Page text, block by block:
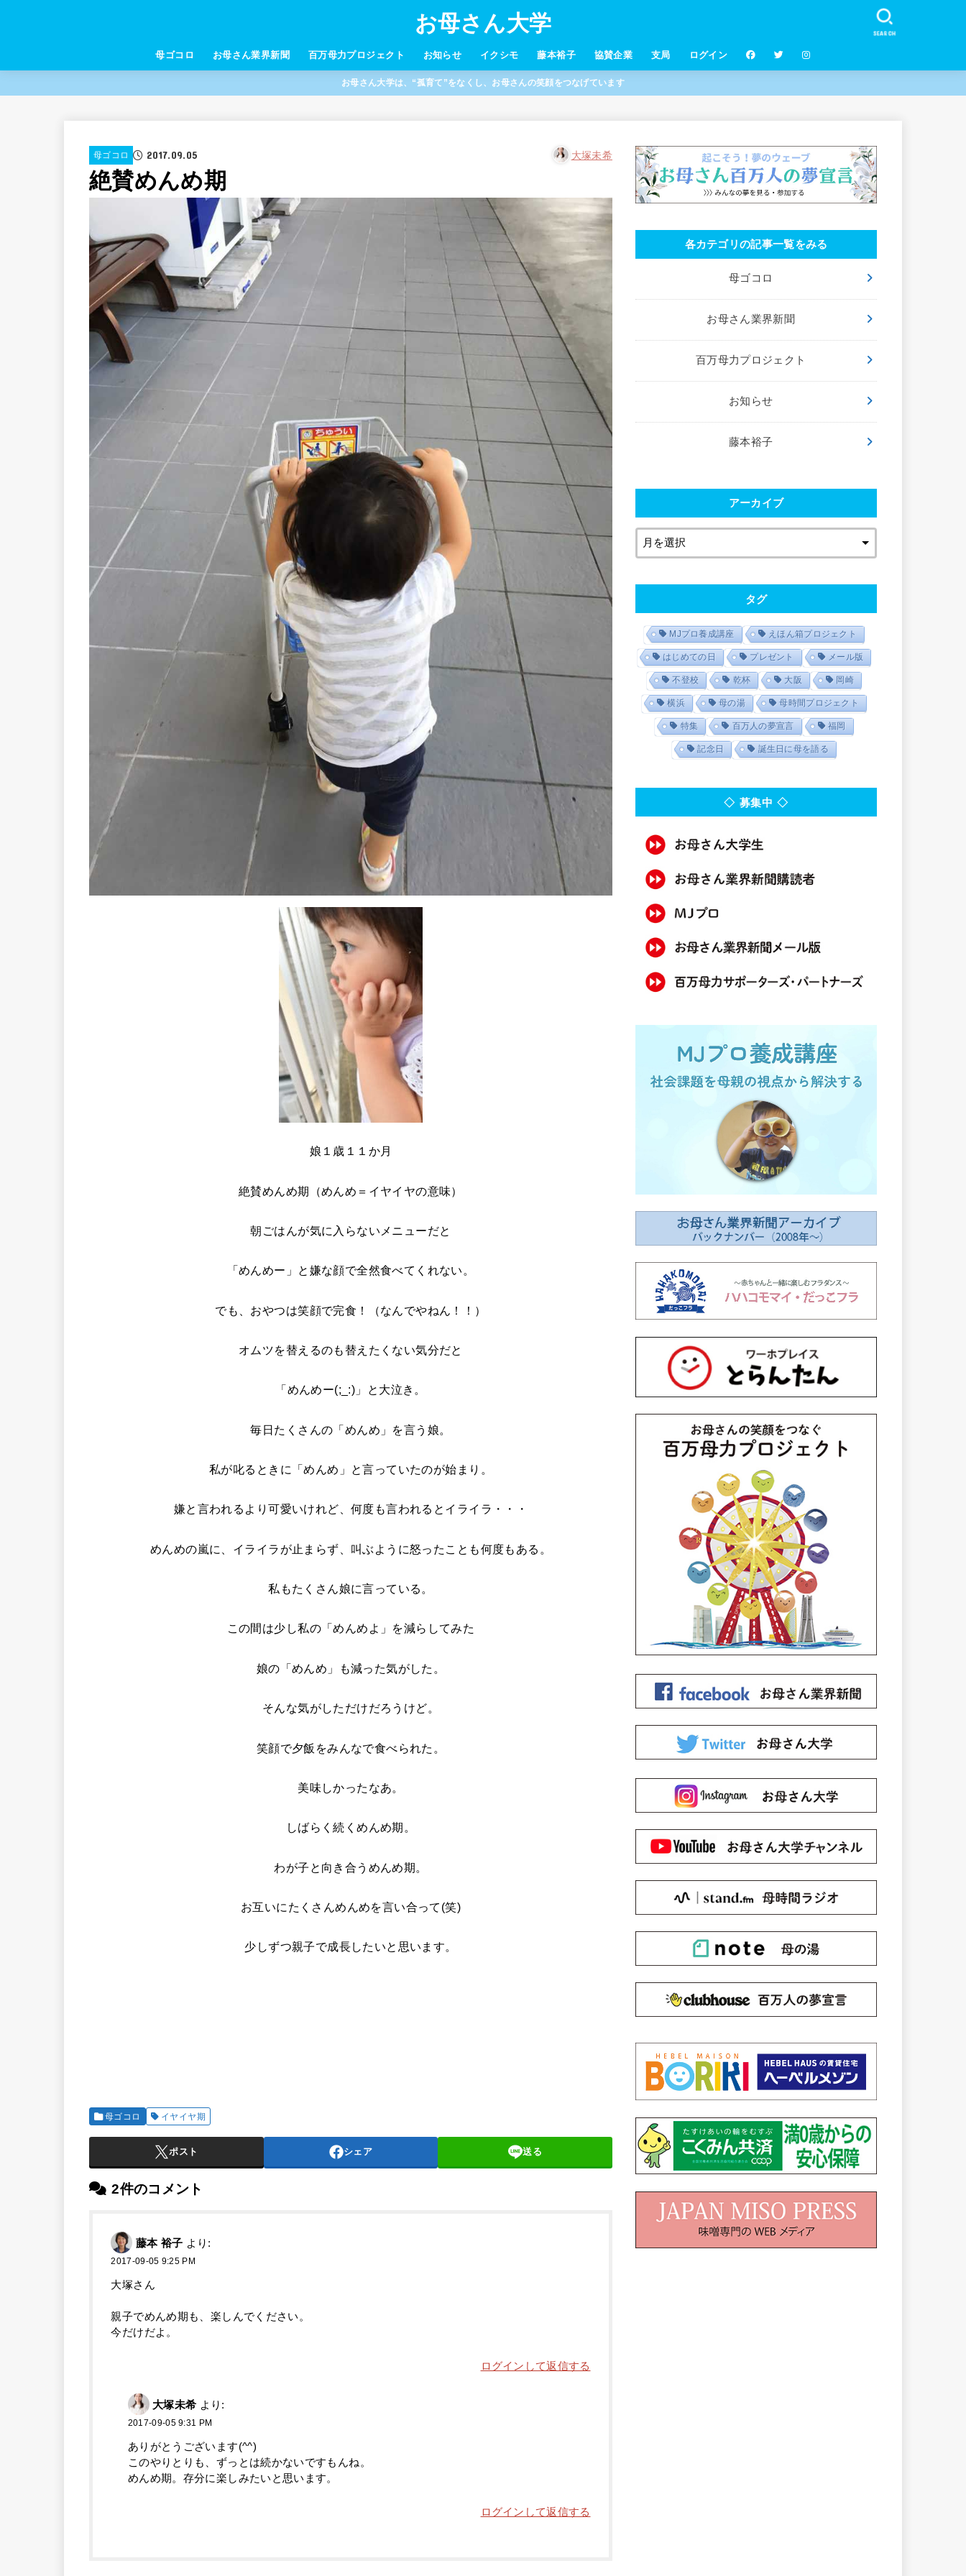
お母さん大学
母ゴコロ お母さん業界新聞 百万母力プロジェクト お知らせ イクシモ 藤本裕子 協賛企業 支局 ログイン
SEARCH
お母さん大学は、“孤育て”をなくし、お母さんの笑顔をつなげています
母ゴコロ 2017.09.05 大塚未希
絶賛めんめ期
娘１歳１１か月
絶賛めんめ期（めんめ＝イヤイヤの意味）
朝ごはんが気に入らないメニューだと
「めんめー」と嫌な顔で全然食べてくれない。
でも、おやつは笑顔で完食！（なんでやねん！！）
オムツを替えるのも替えたくない気分だと
「めんめー(;_:)」と大泣き。
毎日たくさんの「めんめ」を言う娘。
私が叱るときに「めんめ」と言っていたのが始まり。
嫌と言われるより可愛いけれど、何度も言われるとイライラ・・・
めんめの嵐に、イライラが止まらず、叫ぶように怒ったことも何度もある。
私もたくさん娘に言っている。
この間は少し私の「めんめよ」を減らしてみた
娘の「めんめ」も減った気がした。
そんな気がしただけだろうけど。
笑顔で夕飯をみんなで食べられた。
美味しかったなあ。
しばらく続くめんめ期。
わが子と向き合うめんめ期。
お互いにたくさんめんめを言い合って(笑)
少しずつ親子で成長したいと思います。
母ゴコロ イヤイヤ期
ポスト シェア 送る
2件のコメント
藤本 裕子 より:
2017-09-05 9:25 PM
大塚さん
親子でめんめ期も、楽しんでください。
今だけだよ。
ログインして返信する
大塚未希 より:
2017-09-05 9:31 PM
ありがとうございます(^^)
このやりとりも、ずっとは続かないですもんね。
めんめ期。存分に楽しみたいと思います。
ログインして返信する
各カテゴリの記事一覧をみる
母ゴコロ
お母さん業界新聞
百万母力プロジェクト
お知らせ
藤本裕子
アーカイブ
タグ
MJプロ養成講座 えほん箱プロジェクト
はじめての日 プレゼント メール版
不登校 乾杯 大阪 岡崎
横浜 母の湯 母時間プロジェクト
特集 百万人の夢宣言 福岡
記念日 誕生日に母を語る
◇ 募集中 ◇